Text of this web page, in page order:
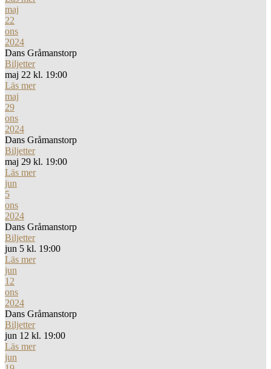
maj
22
ons
2024
Dans Gråmanstorp
Biljetter
maj 22 kl. 19:00
Läs mer
maj
29
ons
2024
Dans Gråmanstorp
Biljetter
maj 29 kl. 19:00
Läs mer
jun
5
ons
2024
Dans Gråmanstorp
Biljetter
jun 5 kl. 19:00
Läs mer
jun
12
ons
2024
Dans Gråmanstorp
Biljetter
jun 12 kl. 19:00
Läs mer
jun